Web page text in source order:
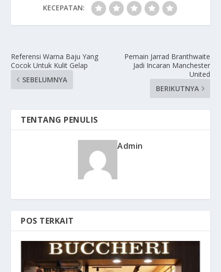
KECEPATAN:
Referensi Warna Baju Yang
Cocok Untuk Kulit Gelap
SEBELUMNYA
Pemain Jarrad Branthwaite
Jadi Incaran Manchester
United
BERIKUTNYA
TENTANG PENULIS
Admin
POS TERKAIT